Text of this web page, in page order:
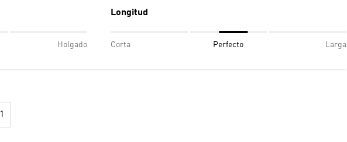
Holgado
Longitud
Corta Perfecto Larga
1